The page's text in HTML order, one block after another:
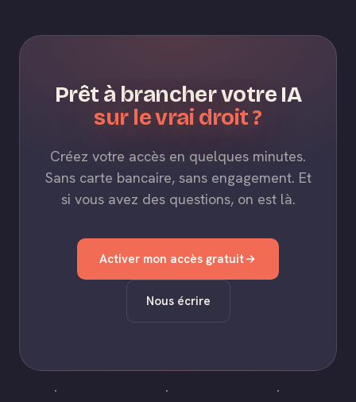
Prêt à brancher votre IA
sur le vrai droit ?
Créez votre accès en quelques minutes.
Sans carte bancaire, sans engagement. Et
si vous avez des questions, on est là.
Activer mon accès gratuit
Nous écrire